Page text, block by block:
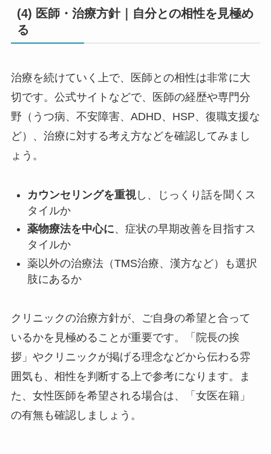
(4) 医師・治療方針｜自分との相性を見極め
る
治療を続けていく上で、医師との相性は非常に大
切です。公式サイトなどで、医師の経歴や専門分
野（うつ病、不安障害、ADHD、HSP、復職支援な
ど）、治療に対する考え方などを確認してみまし
ょう。
カウンセリングを重視し、じっくり話を聞くス
タイルか
薬物療法を中心に、症状の早期改善を目指すス
タイルか
薬以外の治療法（TMS治療、漢方など）も選択
肢にあるか
クリニックの治療方針が、ご自身の希望と合って
いるかを見極めることが重要です。「院長の挨
拶」やクリニックが掲げる理念などから伝わる雰
囲気も、相性を判断する上で参考になります。ま
た、女性医師を希望される場合は、「女医在籍」
の有無も確認しましょう。